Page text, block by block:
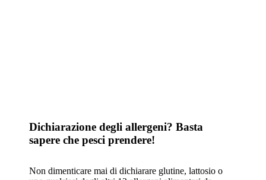
Dichiarazione degli allergeni? Basta
sapere che pesci prendere!
Non dimenticare mai di dichiarare glutine, lattosio o